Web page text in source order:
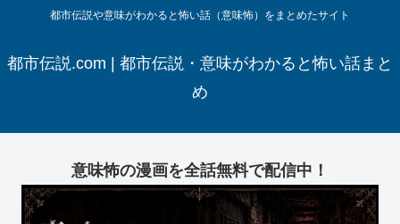
都市伝説や意味がわかると怖い話（意味怖）をまとめたサイト
都市伝説.com | 都市伝説・意味がわかると怖い話まと
め
意味怖の漫画を全話無料で配信中！